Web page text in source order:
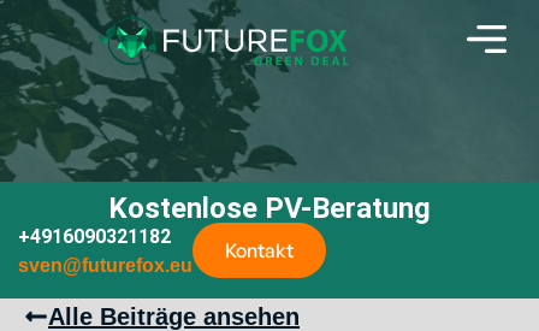
Alle Beiträge ansehen
Kostenlose PV-Beratung
+4916090321182
sven@futurefox.eu
Kontakt